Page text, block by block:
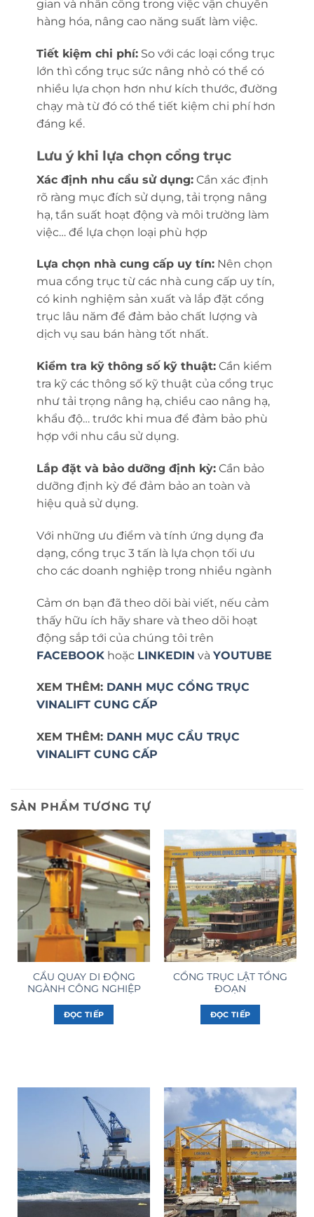
gian và nhân công trong việc vận chuyển
hàng hóa, nâng cao năng suất làm việc.
Tiết kiệm chi phí:So với các loại cổng trục
lớn thì cổng trục sức nâng nhỏ có thể có
nhiều lựa chọn hơn như kích thước, đường
chạy mà từ đó có thể tiết kiệm chi phí hơn
đáng kể.
Lưu ý khi lựa chọn cổng trục
Xác định nhu cầu sử dụng:Cần xác định
rõ ràng mục đích sử dụng, tải trọng nâng
hạ, tần suất hoạt động và môi trường làm
việc… để lựa chọn loại phù hợp
Lựa chọn nhà cung cấp uy tín:Nên chọn
mua cổng trục từ các nhà cung cấp uy tín,
có kinh nghiệm sản xuất và lắp đặt cổng
trục lâu năm để đảm bảo chất lượng và
dịch vụ sau bán hàng tốt nhất.
Kiểm tra kỹ thông số kỹ thuật:Cần kiểm
tra kỹ các thông số kỹ thuật của cổng trục
như tải trọng nâng hạ, chiều cao nâng hạ,
khẩu độ… trước khi mua để đảm bảo phù
hợp với nhu cầu sử dụng.
Lắp đặt và bảo dưỡng định kỳ:Cần bảo
dưỡng định kỳ để đảm bảo an toàn và
hiệu quả sử dụng.
Với những ưu điểm và tính ứng dụng đa
dạng, cổng trục 3 tấn là lựa chọn tối ưu
cho các doanh nghiệp trong nhiều ngành
Cảm ơn bạn đã theo dõi bài viết, nếu cảm
thấy hữu ích hãy share và theo dõi hoạt
động sắp tới của chúng tôi trên
FACEBOOKhoặc LINKEDIN và YOUTUBE
XEM THÊM: DANH MỤC CỔNG TRỤC
VINALIFT CUNG CẤP
XEM THÊM: DANH MỤC CẦU TRỤC
VINALIFT CUNG CẤP
SẢN PHẨM TƯƠNG TỰ
CẨU QUAY DI ĐỘNG
NGÀNH CÔNG NGHIỆP
ĐỌC TIẾP
CỔNG TRỤC LẬT TỔNG
ĐOẠN
ĐỌC TIẾP